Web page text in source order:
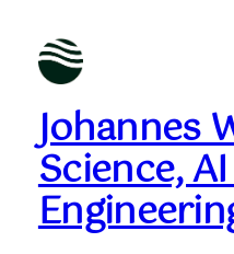
Johannes
Science,